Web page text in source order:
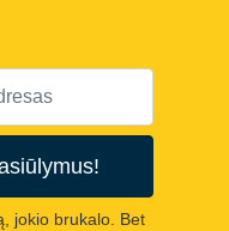
jokio brukalo. Bet